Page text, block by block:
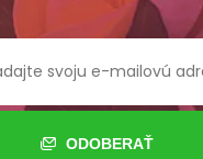
ODOBERAŤ